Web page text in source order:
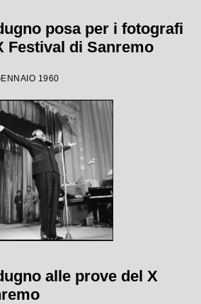
posa per i fotografi
Festival di Sanremo
1960
alle prove del X